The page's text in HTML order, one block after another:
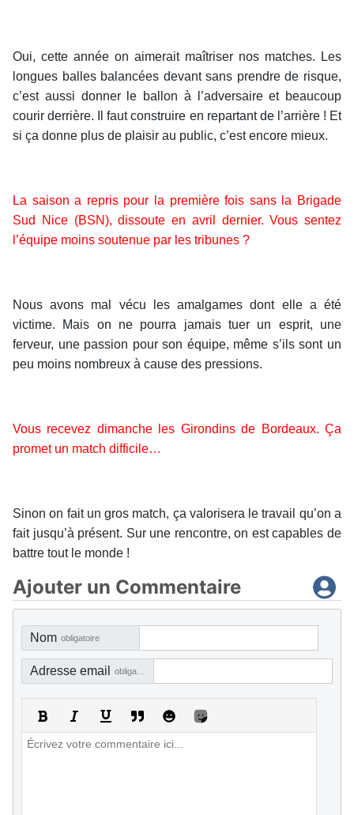
Oui, cette année on aimerait maîtriser nos matches. Les
longues balles balancées devant sans prendre de risque,
c’est aussi donner le ballon à l’adversaire et beaucoup
courir derrière. Il faut construire en repartant de l’arrière ! Et
si ça donne plus de plaisir au public, c’est encore mieux.
La saison a repris pour la première fois sans la Brigade
Sud Nice (BSN), dissoute en avril dernier. Vous sentez
l’équipe moins soutenue par les tribunes ?
Nous avons mal vécu les amalgames dont elle a été
victime. Mais on ne pourra jamais tuer un esprit, une
ferveur, une passion pour son équipe, même s’ils sont un
peu moins nombreux à cause des pressions.
Vous recevez dimanche les Girondins de Bordeaux. Ça
promet un match difficile…
Sinon on fait un gros match, ça valorisera le travail qu’on a
fait jusqu’à présent. Sur une rencontre, on est capables de
battre tout le monde !
Ajouter un Commentaire
Nom obligatoire
Adresse email